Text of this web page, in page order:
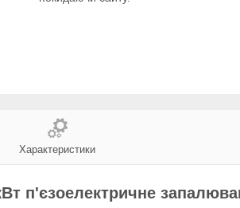
Характеристики
п'єзоелектричне